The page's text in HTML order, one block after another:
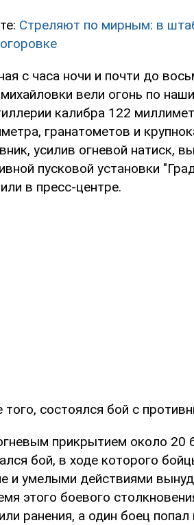
Стреляют по мирным: в
с часа ночи и почти до
вели огонь по
калибра 122
гранатометов и
усилив огневой натиск,
пусковой установки
в пресс-центре.
того, состоялся бой с
прикрытием около 20
бой, в ходе которого
и умелыми действиями
этого боевого
ранения, а один боец